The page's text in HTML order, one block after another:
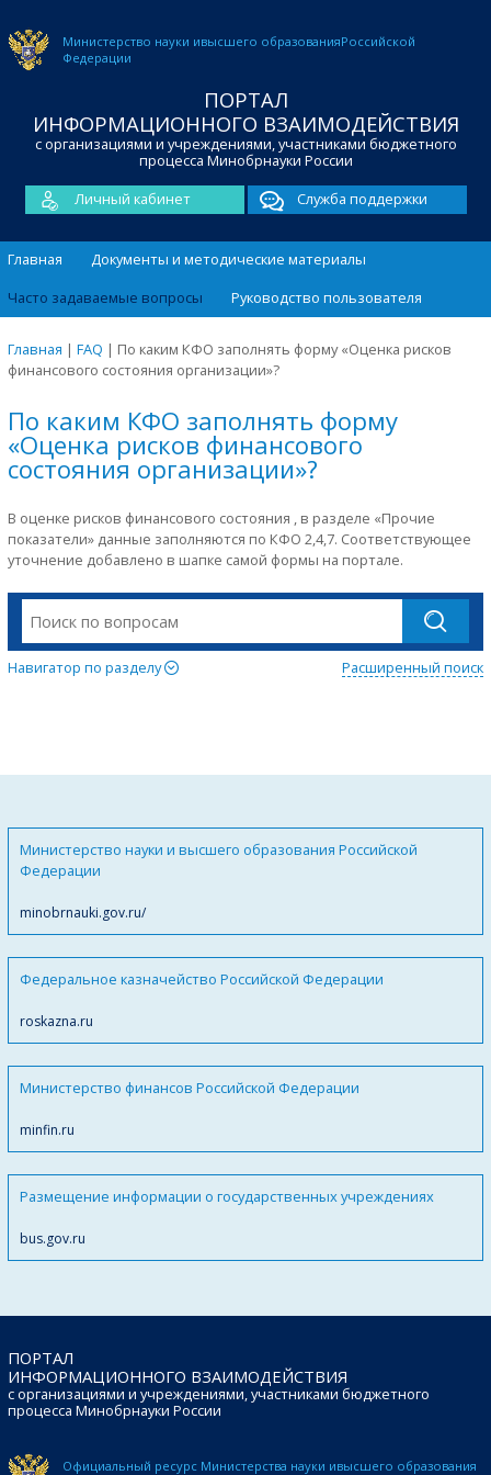
Министерство науки ивысшего образованияРоссийской
Федерации
ПОРТАЛ
ИНФОРМАЦИОННОГО ВЗАИМОДЕЙСТВИЯ
с организациями и учреждениями, участниками бюджетного
процесса Минобрнауки России
Личный кабинет
Служба поддержки
Главная
Документы и методические материалы
Часто задаваемые вопросы
Руководство пользователя
Главная | FAQ | По каким КФО заполнять форму «Оценка рисков
финансового состояния организации»?
По каким КФО заполнять форму
«Оценка рисков финансового
состояния организации»?
В оценке рисков финансового состояния , в разделе «Прочие
показатели» данные заполняются по КФО 2,4,7. Соответствующее
уточнение добавлено в шапке самой формы на портале.
Навигатор по разделу Расширенный поиск
Министерство науки и высшего образования Российской
Федерации
minobrnauki.gov.ru/
Федеральное казначейство Российской Федерации
roskazna.ru
Министерство финансов Российской Федерации
minfin.ru
Размещение информации о государственных учреждениях
bus.gov.ru
ПОРТАЛ
ИНФОРМАЦИОННОГО ВЗАИМОДЕЙСТВИЯ
с организациями и учреждениями, участниками бюджетного
процесса Минобрнауки России
Официальный ресурс Министерства науки ивысшего образования